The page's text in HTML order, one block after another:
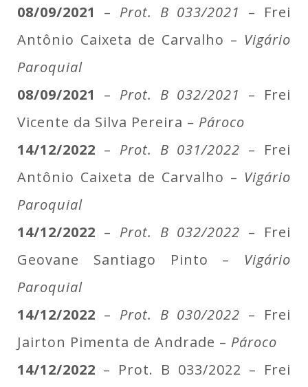
08/09/2021
– Prot. B 033/2021 – Frei
Antônio Caixeta de Carvalho – Vigário
Paroquial
08/09/2021
– Prot. B 032/2021 – Frei
Vicente da Silva Pereira – Pároco
14/12/2022 – Prot. B 031/2022 – Frei
Antônio Caixeta de Carvalho – Vigário
Paroquial
14/12/2022 – Prot. B 032/2022 – Frei
Geovane Santiago Pinto – Vigário
Paroquial
14/12/2022 – Prot. B 030/2022 – Frei
Jairton Pimenta de Andrade – Pároco
14/12/2022 – Prot. B 033/2022 – Frei